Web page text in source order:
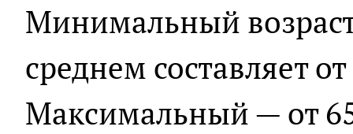
Минимальный
среднем составляет
Максимальный — от